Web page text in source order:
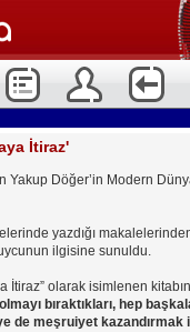
İtiraz'
Yakup Döğer’in Modern
yazdığı
ilgisine sunuldu.
İtiraz” olarak isimlenen
bıraktıkları, hep
de meşruiyet kazandırmak